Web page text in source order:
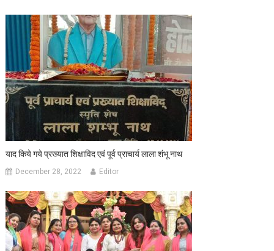
याद किये गये प्रख्यात शिक्षाविद एवं पूर्व प्राचार्य लाला शंभू नाथ
December 28, 2022 Editor